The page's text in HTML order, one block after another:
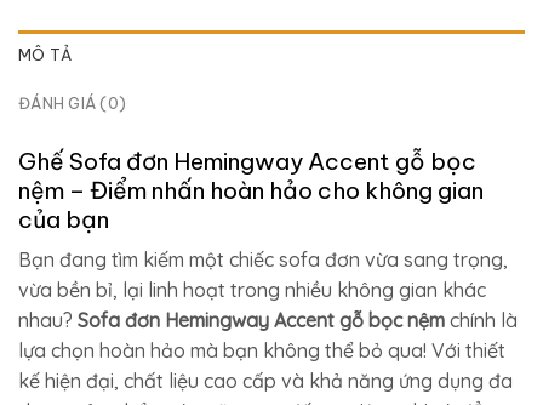
MÔ TẢ
ĐÁNH GIÁ (0)
Ghế Sofa đơn Hemingway Accent gỗ bọc
nệm – Điểm nhấn hoàn hảo cho không gian
của bạn
Bạn đang tìm kiếm một chiếc sofa đơn vừa sang trọng,
vừa bền bỉ, lại linh hoạt trong nhiều không gian khác
nhau? Sofa đơn Hemingway Accent gỗ bọc nệm chính là
lựa chọn hoàn hảo mà bạn không thể bỏ qua! Với thiết
kế hiện đại, chất liệu cao cấp và khả năng ứng dụng đa